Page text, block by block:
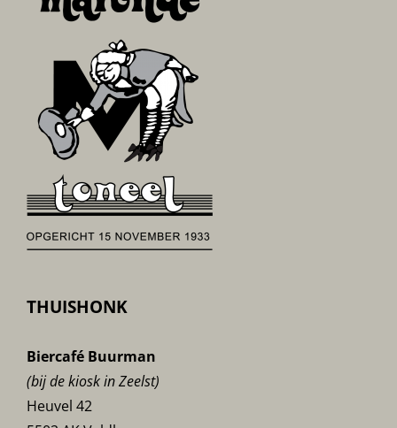
THUISHONK
Biercafé Buurman
(bij de kiosk in Zeelst)
Heuvel 42